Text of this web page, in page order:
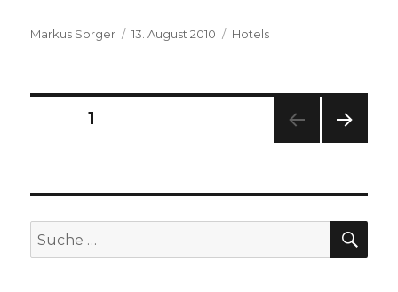
Autor
Markus Sorger
Veröffentlicht
13. August 2010 Kategorien
Hotels
Beitragsnavigation
SEITE1
E
Suche
nach: